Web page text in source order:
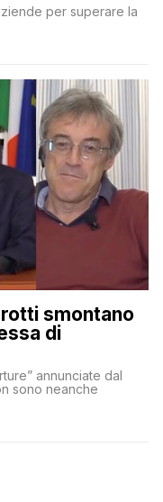
per superare la
smontano
di
annunciate dal
sono neanche